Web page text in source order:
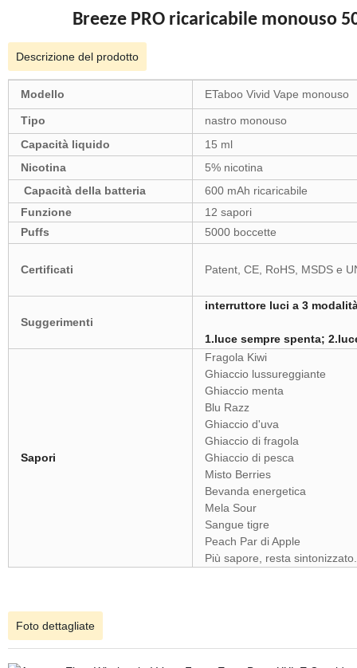
Breeze PRO ricaricabile monouso
Descrizione del prodotto
Modello ETaboo Vivid Vape monouso
Tipo
nastro monouso
Capacità liquido
15 ml
Nicotina
5% nicotina
Capacità della batteria
600 mAh ricaricabile
Funzione
12 sapori
Puffs
5000 boccette
Certificati Patent, CE, RoHS, MSDS e
Suggerimenti
interruttore luci a 3
1.luce sempre spenta;
Sapori
Fragola Kiwi
Ghiaccio lussureggiante
Ghiaccio menta
Blu Razz
Ghiaccio d'uva
Ghiaccio di fragola
Ghiaccio di pesca
Misto Berries
Bevanda energetica
Mela Sour
Sangue tigre
Peach Par di Apple
Più sapore, resta sintonizzato.
Foto dettagliate